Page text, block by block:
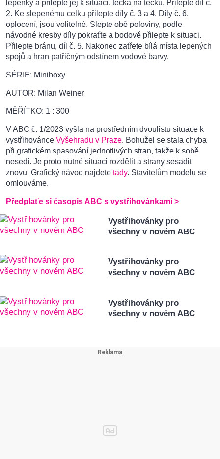
lepenky a přilepte jej k situaci, tečka na tečku. Přilepte díl č.
2. Ke slepenému celku přilepte díly č. 3 a 4. Díly č. 6,
oplocení, jsou volitelné. Slepte obě poloviny, podle
návodné kresby díly pokraťte a bodově přilepte k situaci.
Přilepte bránu, díl č. 5. Nakonec zatřete bílá místa lepených
spojů a hran patřičným odstínem vodové barvy.
SÉRIE: Miniboxy
AUTOR: Milan Weiner
MĚŘÍTKO: 1 : 300
V ABC č. 1/2023 vyšla na prostředním dvoulistu situace k
vystřihovánce Vyšehradu v Praze. Bohužel se stala chyba
při grafickém spasování jednotlivých stran, takže k sobě
nesedí. Je proto nutné situaci rozdělit a strany sesadit
znovu. Grafický návod najdete tady. Stavitelům modelu se
omlouváme.
Předplaťe si časopis ABC s vystřihovánkami >
Vystřihovánky pro
všechny v novém ABC
Vystřihovánky pro
všechny v novém ABC
Vystřihovánky pro
všechny v novém ABC